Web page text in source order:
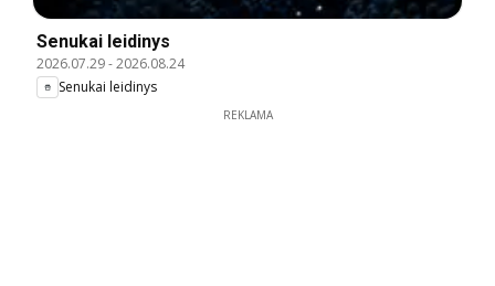
Senukai leidinys
2026.07.29-2026.08.24
Senukai leidinys
REKLAMA